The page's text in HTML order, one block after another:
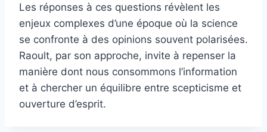
Les réponses à ces questions révèlent les
enjeux complexes d’une époque où la science
se confronte à des opinions souvent polarisées.
Raoult, par son approche, invite à repenser la
manière dont nous consommons l’information
et à chercher un équilibre entre scepticisme et
ouverture d’esprit.